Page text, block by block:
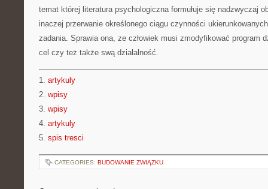
temat której literatura psychologiczna formułuje się nadzwyczaj
inaczej przerwanie określonego ciągu czynności
zadania. Sprawia ona, ze człowiek musi zmodyfikować program
cel czy też także swą działalność.
1. artykuly
2. wpisy
3. wpisy
4. artykuly
5. spis tresci
CATEGORIES: BUDOWANIE ZWIĄZKU